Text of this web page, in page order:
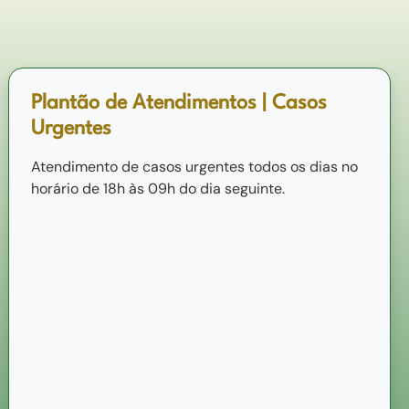
Plantão de Atendimentos | Casos
Urgentes
Atendimento de casos urgentes todos os dias no
horário de 18h às 09h do dia seguinte.